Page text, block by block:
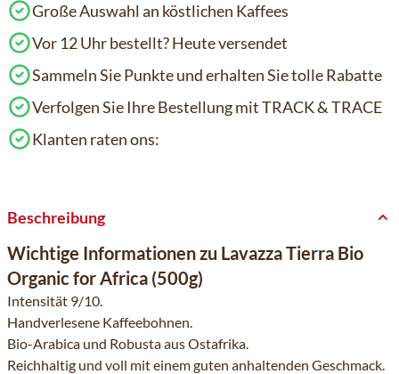
Große Auswahl an köstlichen Kaffees
Vor 12 Uhr bestellt? Heute versendet
Sammeln Sie Punkte und erhalten Sie tolle Rabatte
Verfolgen Sie Ihre Bestellung mit TRACK & TRACE
Klanten raten ons:
Beschreibung
Wichtige Informationen zu Lavazza Tierra Bio
Organic for Africa (500g)
Intensität 9/10.
Handverlesene Kaffeebohnen.
Bio-Arabica und Robusta aus Ostafrika.
Reichhaltig und voll mit einem guten anhaltenden Geschmack.